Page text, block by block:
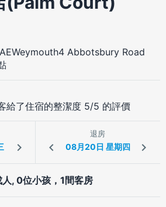
Abbotsbury Road
給了住宿的整潔度 5/5 的評價
退房
, 0位小孩，1間客房